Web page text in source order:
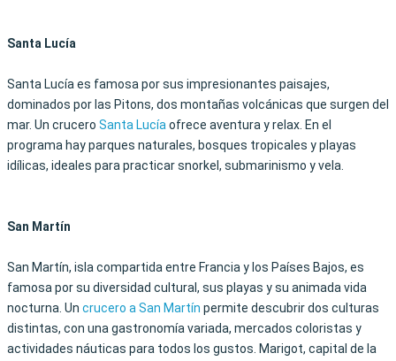
Santa Lucía
Santa Lucía es famosa por sus impresionantes paisajes,
dominados por las Pitons, dos montañas volcánicas que surgen del
mar. Un crucero Santa Lucíaofrece aventura y relax. En el
programa hay parques naturales, bosques tropicales y playas
idílicas, ideales para practicar snorkel, submarinismo y vela.
San Martín
San Martín, isla compartida entre Francia y los Países Bajos, es
famosa por su diversidad cultural, sus playas y su animada vida
nocturna. Un crucero a San Martín permite descubrir dos culturas
distintas, con una gastronomía variada, mercados coloristas y
actividades náuticas para todos los gustos. Marigot, capital de la